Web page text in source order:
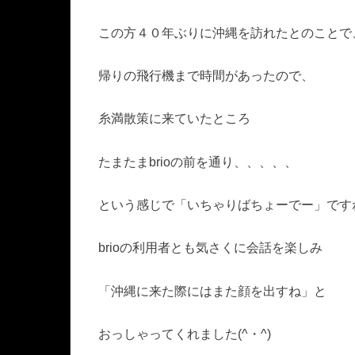
この方４０年ぶりに沖縄を訪れたとのことで
帰りの飛行機まで時間があったので、
糸満散策に来ていたところ
たまたまbrioの前を通り、、、、、
という感じで「いちゃりばちょーでー」です
brioの利用者とも気さくに会話を楽しみ
「沖縄に来た際にはまた顔を出すね」と
おっしゃってくれました(^・^)